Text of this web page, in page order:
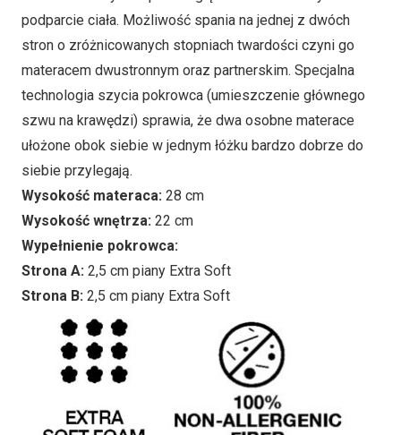
podparcie ciała. Możliwość spania na jednej z dwóch
stron o zróżnicowanych stopniach twardości czyni go
materacem dwustronnym oraz partnerskim. Specjalna
technologia szycia pokrowca (umieszczenie głównego
szwu na krawędzi) sprawia, że dwa osobne materace
ułożone obok siebie w jednym łóżku bardzo dobrze do
siebie przylegają.
Wysokość materaca: 28 cm
Wysokość wnętrza: 22 cm
Wypełnienie pokrowca:
Strona A: 2,5 cm piany Extra Soft
Strona B: 2,5 cm piany Extra Soft